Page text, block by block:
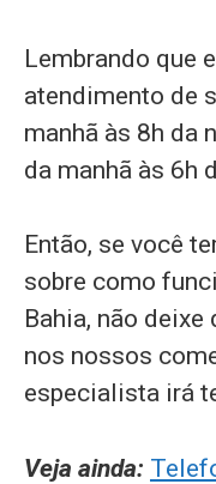
Lembrando que
atendimento de
manhã às 8h da
da manhã às 6h
Então, se você
sobre como
Bahia, não deixe
nos nossos
especialista irá
Veja ainda: